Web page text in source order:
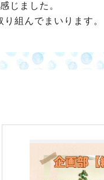
じました。
組んでまいります。